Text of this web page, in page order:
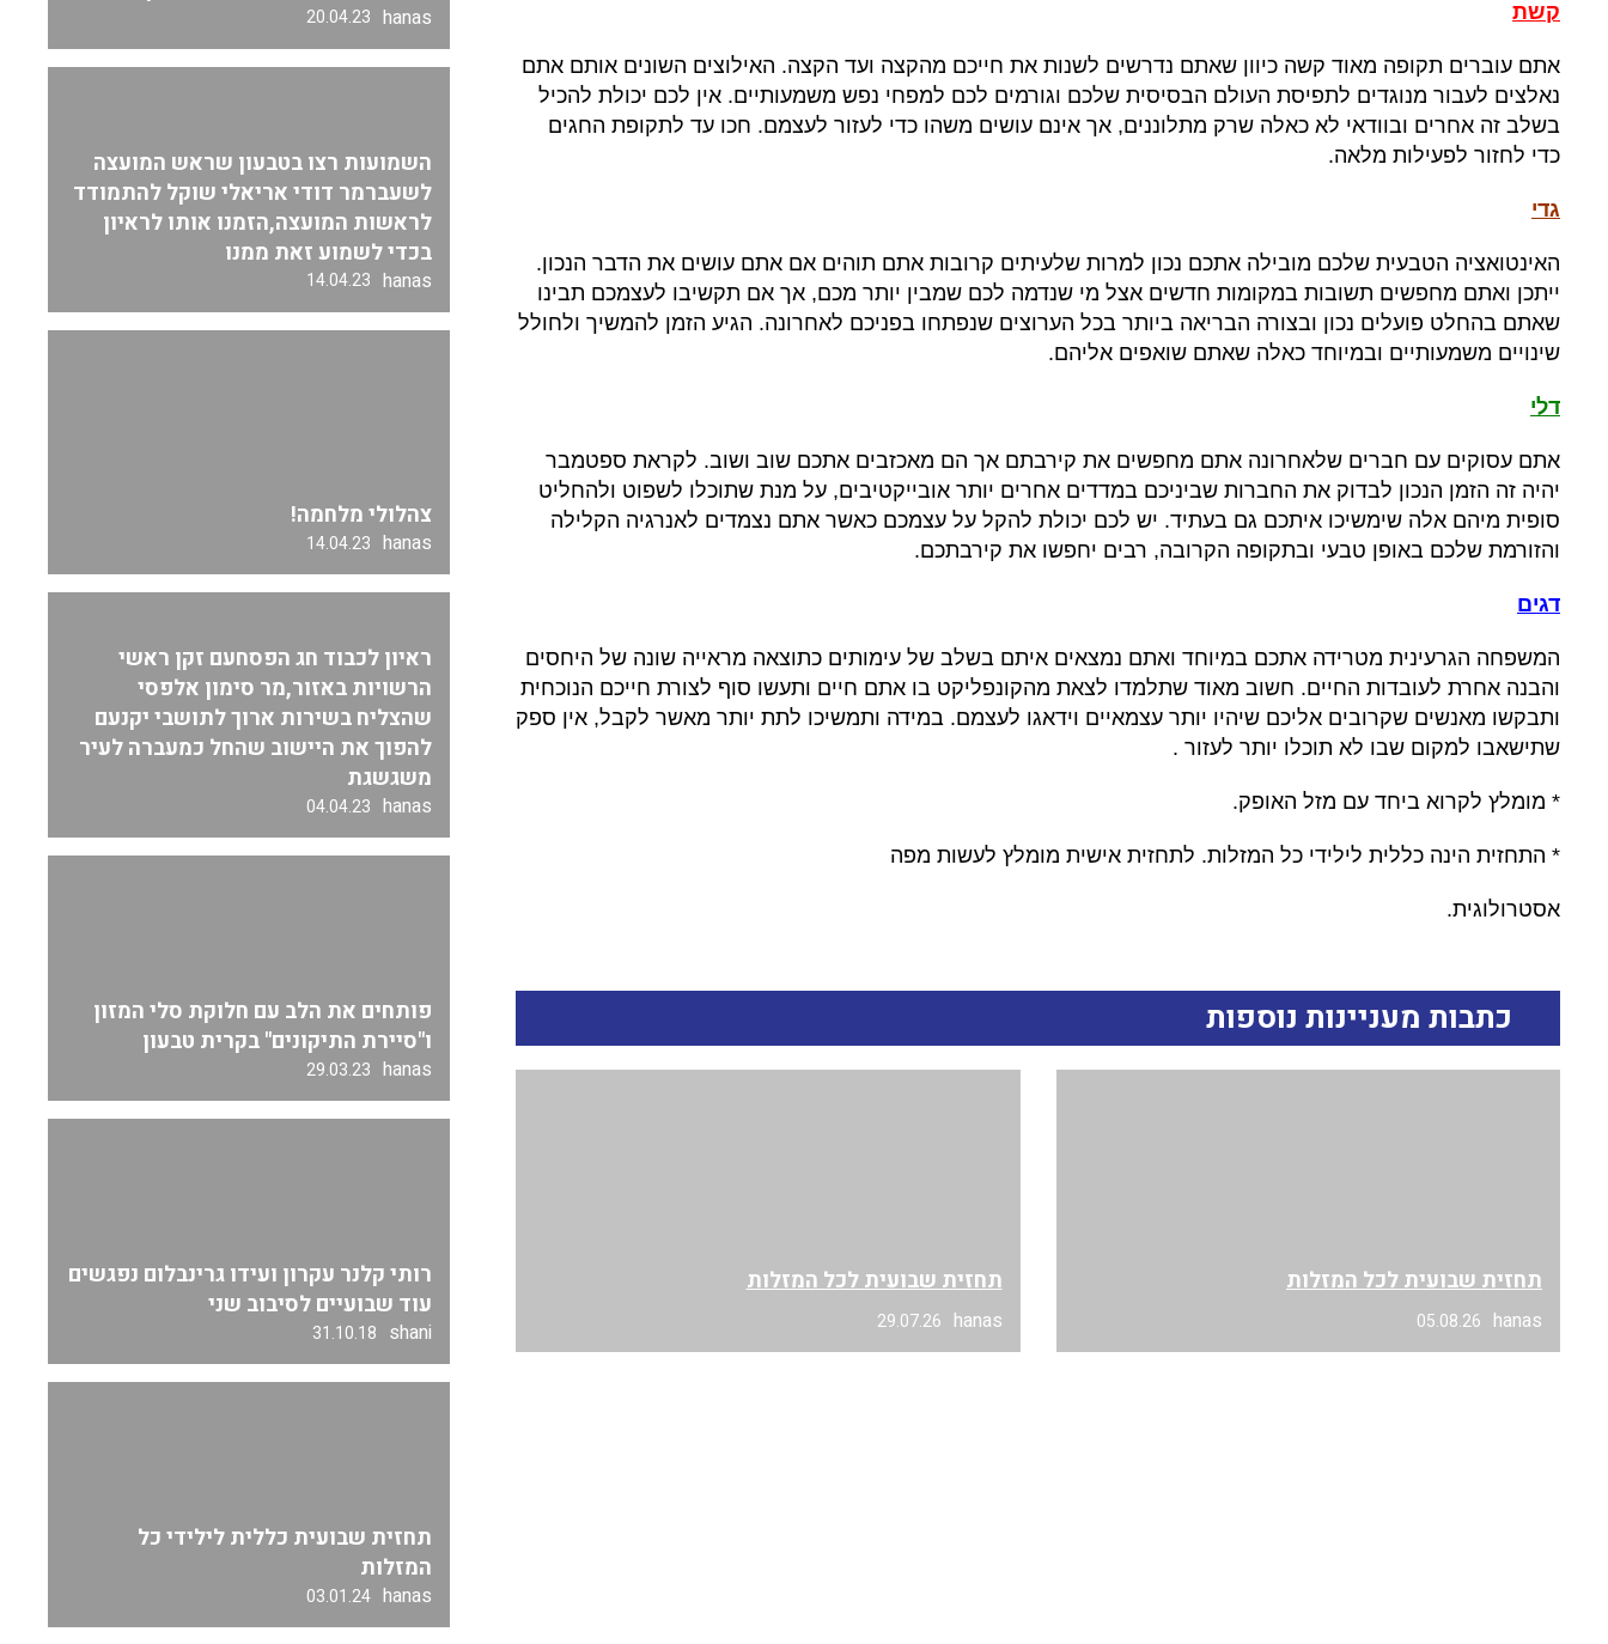
קשת
אתם עוברים תקופה מאוד קשה כיוון שאתם נדרשים לשנות את חייכם מהקצה ועד הקצה. האילוצים השונים אותם אתם
נאלצים לעבור מנוגדים לתפיסת העולם הבסיסית שלכם וגורמים לכם למפחי נפש משמעותיים. אין לכם יכולת להכיל
בשלב זה אחרים ובוודאי לא כאלה שרק מתלוננים, אך אינם עושים משהו כדי לעזור לעצמם. חכו עד לתקופת החגים
כדי לחזור לפעילות מלאה.
גדי
האינטואציה הטבעית שלכם מובילה אתכם נכון למרות שלעיתים קרובות אתם תוהים אם אתם עושים את הדבר הנכון.
ייתכן ואתם מחפשים תשובות במקומות חדשים אצל מי שנדמה לכם שמבין יותר מכם, אך אם תקשיבו לעצמכם תבינו
שאתם בהחלט פועלים נכון ובצורה הבריאה ביותר בכל הערוצים שנפתחו בפניכם לאחרונה. הגיע הזמן להמשיך ולחולל
שינויים משמעותיים ובמיוחד כאלה שאתם שואפים אליהם.
דלי
אתם עסוקים עם חברים שלאחרונה אתם מחפשים את קירבתם אך הם מאכזבים אתכם שוב ושוב. לקראת ספטמבר
יהיה זה הזמן הנכון לבדוק את החברות שביניכם במדדים אחרים יותר אובייקטיבים, על מנת שתוכלו לשפוט ולהחליט
סופית מיהם אלה שימשיכו איתכם גם בעתיד. יש לכם יכולת להקל על עצמכם כאשר אתם נצמדים לאנרגיה הקלילה
והזורמת שלכם באופן טבעי ובתקופה הקרובה, רבים יחפשו את קירבתכם.
דגים
המשפחה הגרעינית מטרידה אתכם במיוחד ואתם נמצאים איתם בשלב של עימותים כתוצאה מראייה שונה של היחסים
והבנה אחרת לעובדות החיים. חשוב מאוד שתלמדו לצאת מהקונפליקט בו אתם חיים ותעשו סוף לצורת חייכם הנוכחית
ותבקשו מאנשים שקרובים אליכם שיהיו יותר עצמאיים וידאגו לעצמם. במידה ותמשיכו לתת יותר מאשר לקבל, אין ספק
שתישאבו למקום שבו לא תוכלו יותר לעזור .
* מומלץ לקרוא ביחד עם מזל האופק.
* התחזית הינה כללית לילידי כל המזלות. לתחזית אישית מומלץ לעשות מפה
אסטרולוגית.
כתבות מעניינות נוספות
תחזית שבועית לכל המזלות
hanas
05.08.26
תחזית שבועית לכל המזלות
hanas
29.07.26
hanas
20.04.23
השמועות רצו בטבעון שראש המועצה
לשעברמר דודי אריאלי שוקל להתמודד
לראשות המועצה,הזמנו אותו לראיון
בכדי לשמוע זאת ממנו
hanas
14.04.23
צהלולי מלחמה!
hanas
14.04.23
ראיון לכבוד חג הפסחעם זקן ראשי
הרשויות באזור,מר סימון אלפסי
שהצליח בשירות ארוך לתושבי יקנעם
להפוך את היישוב שהחל כמעברה לעיר
משגשגת
hanas
04.04.23
פותחים את הלב עם חלוקת סלי המזון
ו"סיירת התיקונים" בקרית טבעון
hanas
29.03.23
רותי קלנר עקרון ועידו גרינבלום נפגשים
עוד שבועיים לסיבוב שני
shani
31.10.18
תחזית שבועית כללית לילידי כל
המזלות
hanas
03.01.24